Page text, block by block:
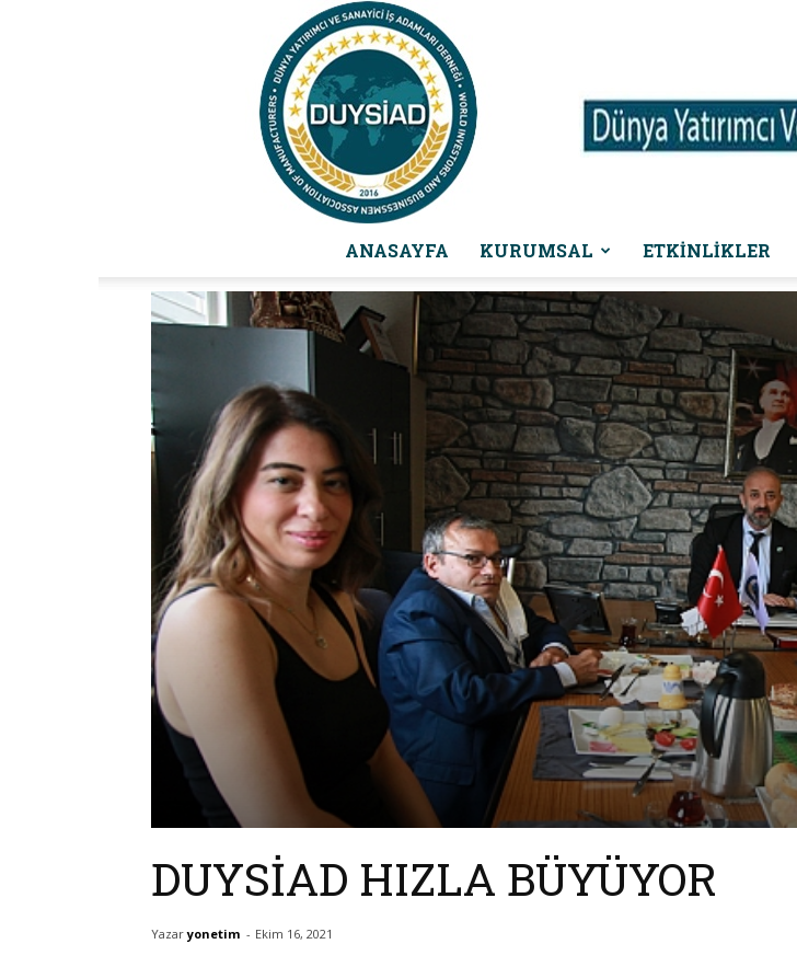
Dünya
Yatırımcı
Ve
Sanayi
ANASAYFA KURUMSAL ETKINLIKLER
DUYSİAD HIZLA BÜYÜYOR
Yazaryonetim - Ekim 16, 2021